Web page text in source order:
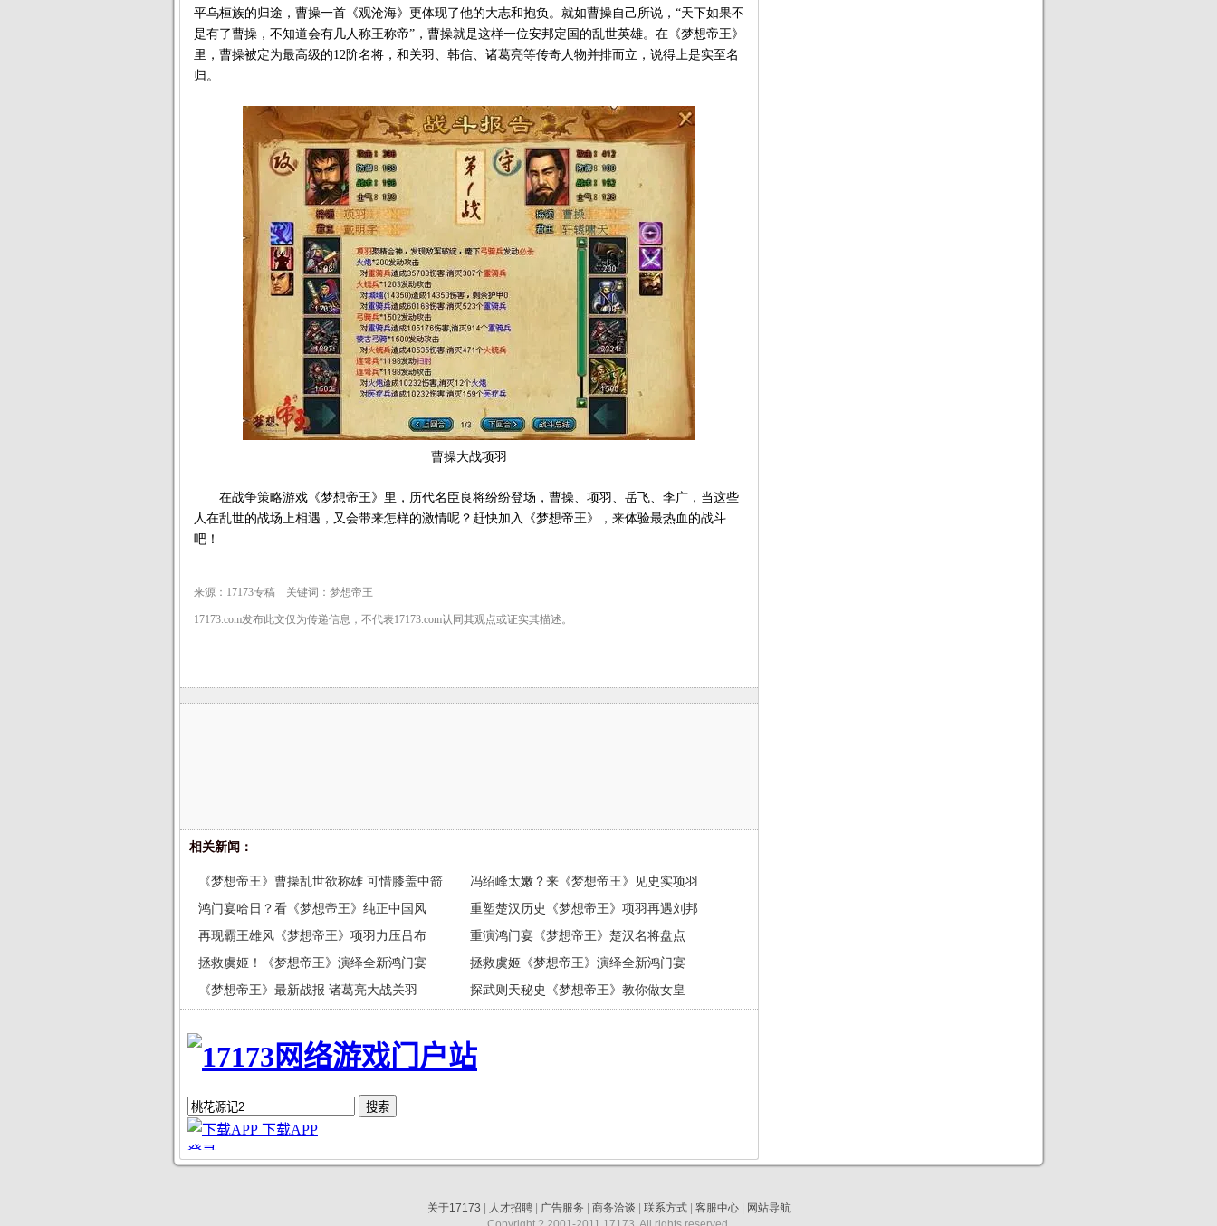
平乌桓族的归途，曹操一首《观沧海》更体现了他的大志和抱负。就如曹操自己所说，“天下如果不
是有了曹操，不知道会有几人称王称帝”，曹操就是这样一位安邦定国的乱世英雄。在《梦想帝王》
里，曹操被定为最高级的12阶名将，和关羽、韩信、诸葛亮等传奇人物并排而立，说得上是实至名
归。
曹操大战项羽
在战争策略游戏《梦想帝王》里，历代名臣良将纷纷登场，曹操、项羽、岳飞、李广，当这些
人在乱世的战场上相遇，又会带来怎样的激情呢？赶快加入《梦想帝王》，来体验最热血的战斗
吧！
来源：17173专稿 关键词：梦想帝王
17173.com发布此文仅为传递信息，不代表17173.com认同其观点或证实其描述。
相关新闻：
《梦想帝王》曹操乱世欲称雄 可惜膝盖中箭
冯绍峰太嫩？来《梦想帝王》见史实项羽
鸿门宴哈日？看《梦想帝王》纯正中国风
重塑楚汉历史《梦想帝王》项羽再遇刘邦
再现霸王雄风《梦想帝王》项羽力压吕布
重演鸿门宴《梦想帝王》楚汉名将盘点
拯救虞姬！《梦想帝王》演绎全新鸿门宴
拯救虞姬《梦想帝王》演绎全新鸿门宴
《梦想帝王》最新战报 诸葛亮大战关羽
探武则天秘史《梦想帝王》教你做女皇
关于17173 人才招聘| 广告服务 商务洽谈 联系方式| 客服中心|
网站导航